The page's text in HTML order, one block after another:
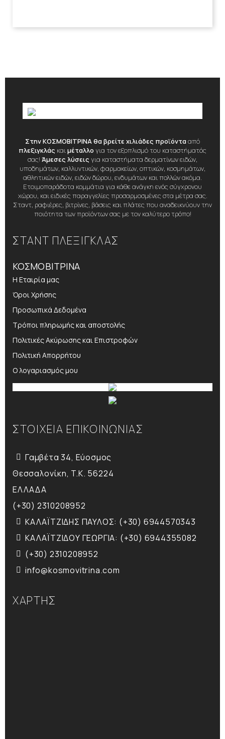
Στην ΚΟΣΜΟΒΙΤΡΙΝΑ θα βρείτε χιλιάδες προϊόντααπό
πλεξιγκλάς καιμέταλλο για τον εξοπλισμό του καταστήματός
σας! Άμεσες λύσεις για καταστήματα δερματίνων ειδών,
υποδημάτων, καλλυντικών, φαρμακείων, οπτικών, κοσμημάτων,
αθλητικών ειδών, ειδών δώρου, ενδυμάτων και πολλών ακόμα.
Ετοιμοπαράδοτα κομμάτια για κάθε ανάγκη ενός σύγχρονου
χώρου, και ειδικές παραγγελίες προσαρμοσμένες στα μέτρα σας.
Σταντ, ραφιέρες, βιτρίνες, βάσεις και πλάτες που αναδεικνύουν την
ποιότητα των προϊόντων σας με τον καλύτερο τρόπο!
ΣΤΑΝΤ ΠΛΕΞΙΓΚΛΑΣ
ΚΟΣΜΟΒΙΤΡΙΝΑ
Η Εταιρία μας
Όροι Χρήσης
Προσωπικά Δεδομένα
Τρόποι πληρωμής και αποστολής
Πολιτικές Ακύρωσης και Επιστροφών
Πολιτική Απορρήτου
Ο λογαριασμός μου
ΣΤΟΙΧΕΙΑ ΕΠΙΚΟΙΝΩΝΙΑΣ
Γαμβέτα 34, Εύοσμος
Θεσσαλονίκη, T.K. 56224
ΕΛΛΑΔΑ
(+30) 2310208952
ΚΑΛΑΪΤΖΙΔΗΣ ΠΑΥΛΟΣ: (+30) 6944570343
ΚΑΛΑΪΤΖΙΔΟΥ ΓΕΩΡΓΙΑ: (+30) 6944355082
(+30) 2310208952
info@kosmovitrina.com
ΧΑΡΤΗΣ